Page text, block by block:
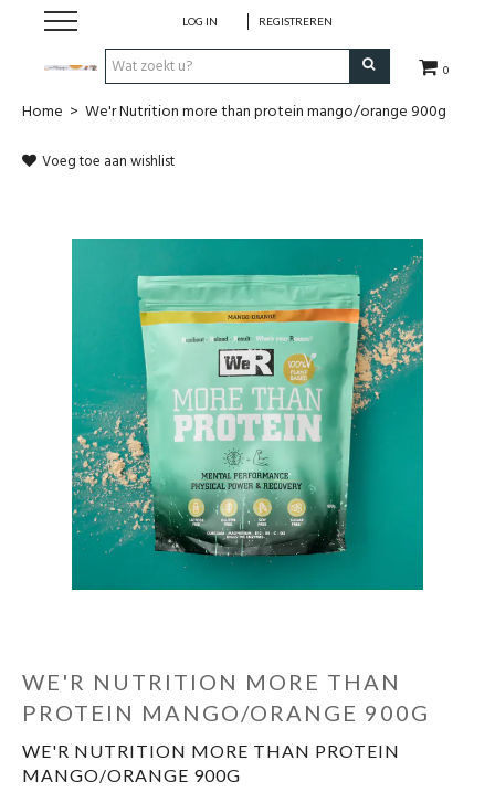
0
LOG IN REGISTREREN
Hulp bij
Thee & Kruiden
Huis & Gezelligheid
Kledij
Evenementen
Home > We'r Nutrition more than protein mango/orange 900g
Voeg toe aan wishlist
WE'R NUTRITION MORE THAN
PROTEIN MANGO/ORANGE 900G
WE'R NUTRITION MORE THAN PROTEIN
MANGO/ORANGE 900G